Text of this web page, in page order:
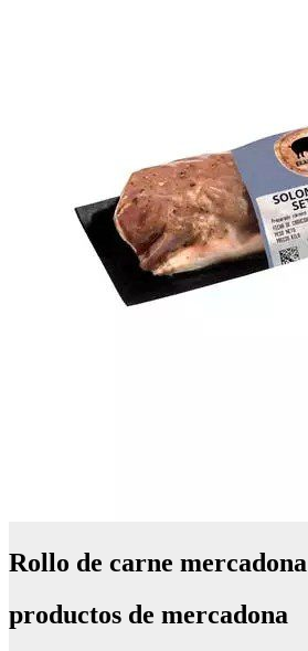
Rollo de carne mercadona
productos de mercadona